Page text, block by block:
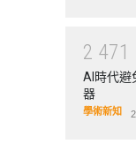
2 471
AI時代避
器
學術新知